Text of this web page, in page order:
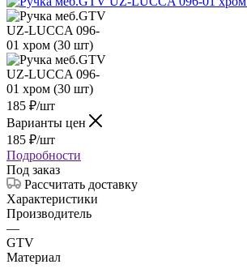
185 ₽/шт
Варианты цен
185 ₽/шт
Подробности
Под заказ
Рассчитать доставку
Характеристики
Производитель
—
GTV
Материал